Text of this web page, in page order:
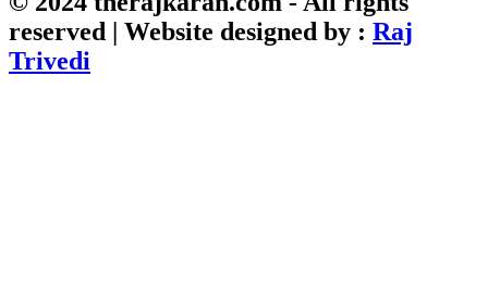
reserved | Website designed by : Raj
Trivedi